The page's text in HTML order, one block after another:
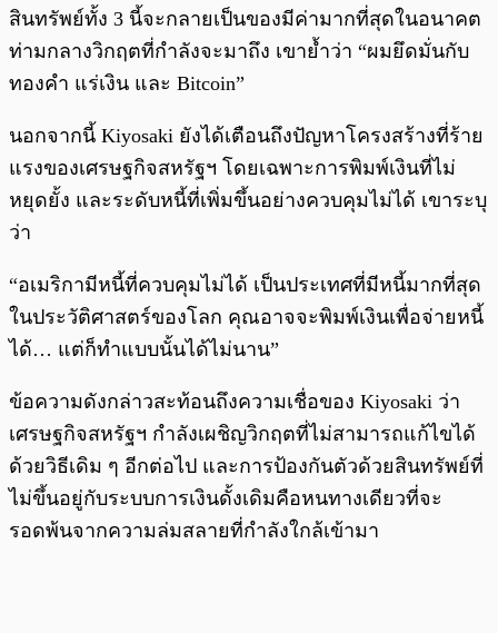
สินทรัพย์ทั้ง 3 นี้จะกลายเป็นของมีค่ามากที่สุดในอนาคต
ท่ามกลางวิกฤตที่กำลังจะมาถึง เขาย้ำว่า “ผมยึดมั่นกับ
ทองคำ แร่เงิน และ Bitcoin”
นอกจากนี้ Kiyosaki ยังได้เตือนถึงปัญหาโครงสร้างที่ร้าย
แรงของเศรษฐกิจสหรัฐฯ โดยเฉพาะการพิมพ์เงินที่ไม่
หยุดยั้ง และระดับหนี้ที่เพิ่มขึ้นอย่างควบคุมไม่ได้ เขาระบุ
ว่า
“อเมริกามีหนี้ที่ควบคุมไม่ได้ เป็นประเทศที่มีหนี้มากที่สุด
ในประวัติศาสตร์ของโลก คุณอาจจะพิมพ์เงินเพื่อจ่ายหนี้
ได้… แต่ก็ทำแบบนั้นได้ไม่นาน”
ข้อความดังกล่าวสะท้อนถึงความเชื่อของ Kiyosaki ว่า
เศรษฐกิจสหรัฐฯ กำลังเผชิญวิกฤตที่ไม่สามารถแก้ไขได้
ด้วยวิธีเดิม ๆ อีกต่อไป และการป้องกันตัวด้วยสินทรัพย์ที่
ไม่ขึ้นอยู่กับระบบการเงินดั้งเดิมคือหนทางเดียวที่จะ
รอดพ้นจากความล่มสลายที่กำลังใกล้เข้ามา